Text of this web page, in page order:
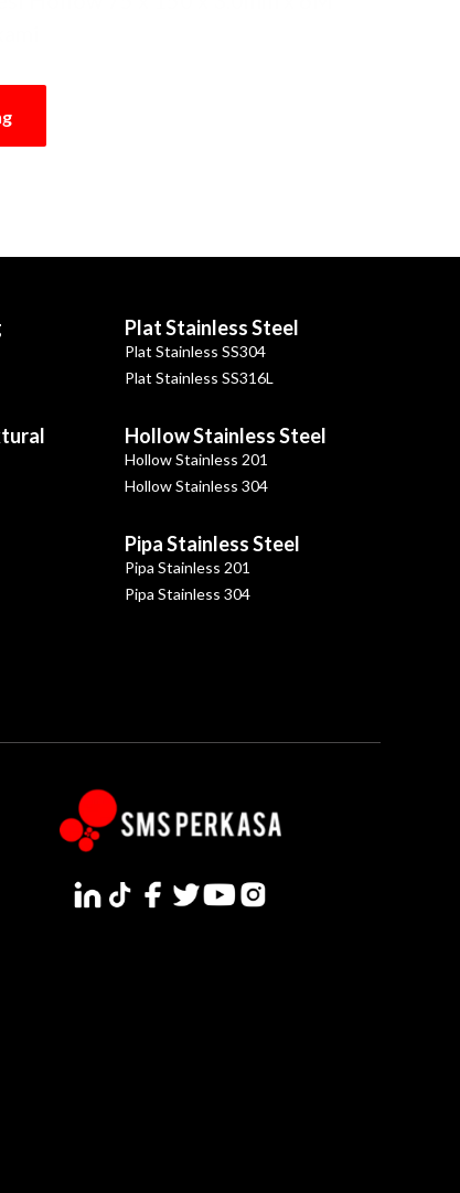
Plat Stainless Steel
Plat Stainless SS304
Plat Stainless SS316L
Hollow Stainless Steel
Hollow Stainless 201
Hollow Stainless 304
Pipa Stainless Steel
Pipa Stainless 201
Pipa Stainless 304